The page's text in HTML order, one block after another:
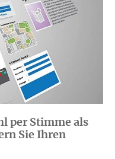
per Stimme als
Sie Ihren